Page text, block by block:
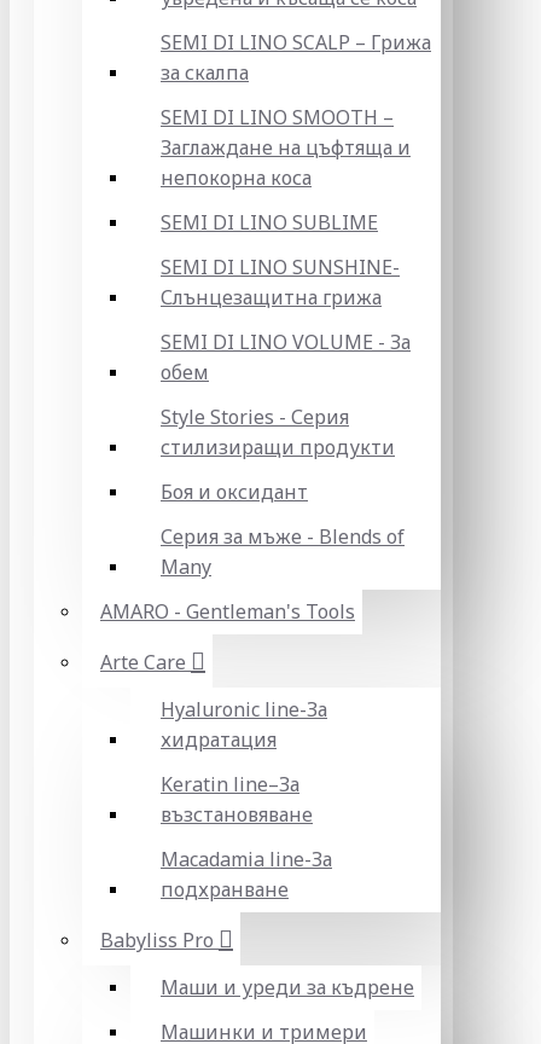
SEMI DI LINO SCALP – Грижа
за скалпа
SEMI DI LINO SMOOTH –
Заглаждане на цъфтяща и
непокорна коса
SEMI DI LINO SUBLIME
SEMI DI LINO SUNSHINE-
Слънцезащитна грижа
SEMI DI LINO VOLUME - За
обем
Style Stories - Серия
стилизиращи продукти
Боя и оксидант
Серия за мъже - Blends of
Many
AMARO - Gentleman's Tools
Arte Care
Hyaluronic line-За
хидратация
Keratin line–За
възстановяване
Macadamia line-За
подхранване
Babyliss Pro
Маши и уреди за къдрене
Машинки и тримери